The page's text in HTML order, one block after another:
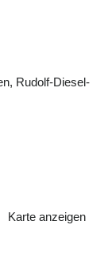
Rudolf-Diesel-
Karte anzeigen